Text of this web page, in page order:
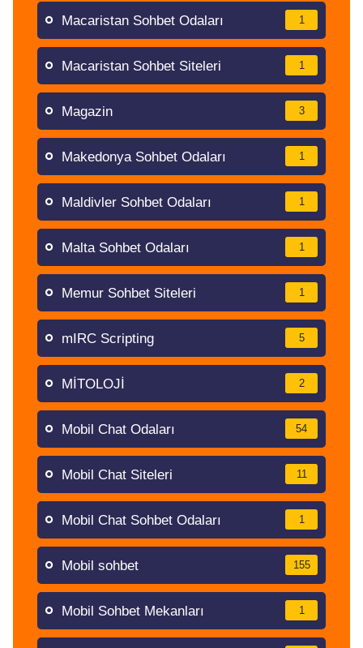
Macaristan Sohbet Odaları 1
Macaristan Sohbet Siteleri 1
Magazin 3
Makedonya Sohbet Odaları 1
Maldivler Sohbet Odaları 1
Malta Sohbet Odaları 1
Memur Sohbet Siteleri 1
mIRC Scripting 5
MİTOLOJİ 2
Mobil Chat Odaları 54
Mobil Chat Siteleri 11
Mobil Chat Sohbet Odaları 1
Mobil sohbet 155
Mobil Sohbet Mekanları 1